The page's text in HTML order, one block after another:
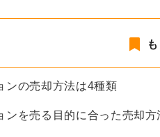
ンの売却方法は4種類
ンを売る目的に合った売却方